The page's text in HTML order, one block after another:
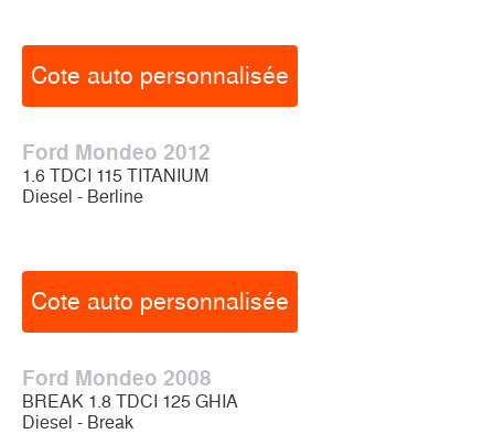
Cote auto personnalisée
Ford Mondeo 2012
1.6 TDCI 115 TITANIUM
Diesel - Berline
Cote auto personnalisée
Ford Mondeo 2008
BREAK 1.8 TDCI 125 GHIA
Diesel - Break